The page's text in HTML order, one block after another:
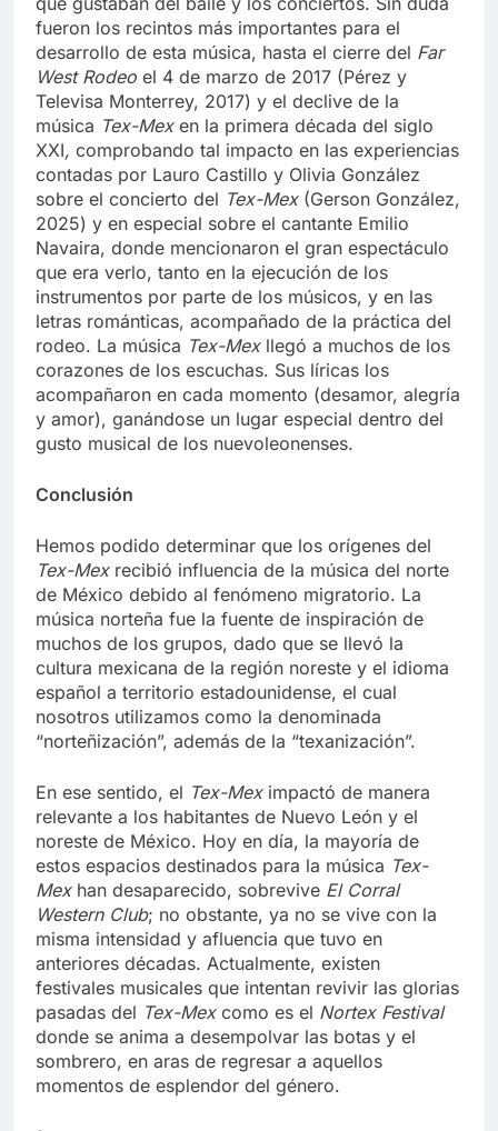
que gustaban del baile y los conciertos. Sin duda
fueron los recintos más importantes para el
desarrollo de esta música, hasta el cierre del
West Rodeoel 4 de marzo de 2017 (Pérez y
Televisa Monterrey, 2017) y el declive de la
músicaTex-Mexen la primera década del siglo
XXI,comprobando tal impacto en las experiencias
contadas por Lauro Castillo y Olivia González
sobre el concierto delTex-Mex(Gerson González,
2025) y en especial sobre el cantante Emilio
Navaira, donde mencionaron el gran espectáculo
que era verlo, tanto en la ejecución de los
instrumentos por parte de los músicos, y en las
letras románticas, acompañado de la práctica del
rodeo. La músicaTex-Mexllegó a muchos de los
corazones de los escuchas. Sus líricas los
acompañaron en cada momento (desamor, alegría
y amor), ganándose un lugar especial dentro del
Hemos podido determinar que los orígenes del
Tex-Mexrecibió influencia de la música del norte
de México debido al fenómeno migratorio. La
música norteña fue la fuente de inspiración de
muchos de los grupos, dado que se llevó la
cultura mexicana de la región noreste y el idioma
español a territorio estadounidense, el cual
nosotros utilizamos como la denominada
En ese sentido, elTex-Meximpactó de manera
relevante a los habitantes de Nuevo León y el
noreste de México. Hoy en día, la mayoría de
estos espacios destinados para la músicaTex-
Mexhan desaparecido, sobreviveEl Corral
Western Club; no obstante, ya no se vive con la
misma intensidad y afluencia que tuvo en
anteriores décadas. Actualmente, existen
festivales musicales que intentan revivir las glorias
pasadas delTex-Mexcomo es elNortex Festival
donde se anima a desempolvar las botas y el
sombrero, en aras de regresar a aquellos